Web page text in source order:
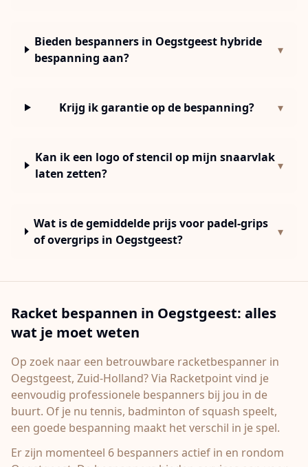
Bieden bespanners in Oegstgeest hybride
bespanning aan?
▾
Krijg ik garantie op de bespanning? ▾
Kan ik een logo of stencil op mijn snaarvlak
laten zetten?
▾
Wat is de gemiddelde prijs voor padel-grips
of overgrips in Oegstgeest?
▾
Racket bespannen in Oegstgeest: alles
wat je moet weten
Op zoek naar een betrouwbare racketbespanner in
Oegstgeest, Zuid-Holland? Via Racketpoint vind je
eenvoudig professionele bespanners bij jou in de
buurt. Of je nu tennis, badminton of squash speelt,
een goede bespanning maakt het verschil in je spel.
Er zijn momenteel 6 bespanners actief in en rondom